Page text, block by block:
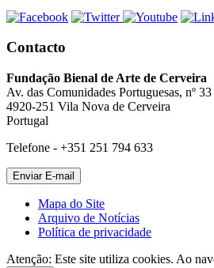
Contacto
Fundação Bienal de Arte de Cerveira
Av. das Comunidades Portuguesas, nº 33
4920-251 Vila Nova de Cerveira
Portugal
Telefone - +351 251 794 633
Mapa do Site
Arquivo de Notícias
Política de privacidade
Atenção: Este site utiliza cookies. Ao